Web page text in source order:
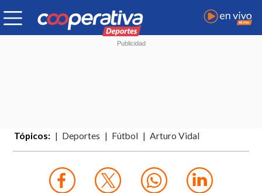
Tópicos: Deportes Fútbol Arturo Vidal